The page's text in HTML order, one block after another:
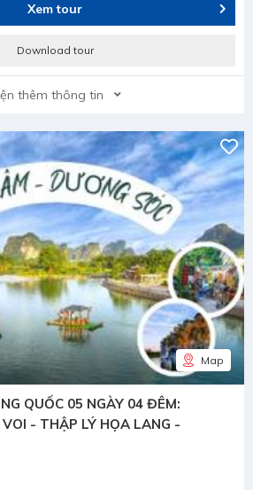
Xem tour
Download tour
thêm thông tin
Map
QUỐC 05 NGÀY 04 ĐÊM:
- THẬP LÝ HỌA LANG -